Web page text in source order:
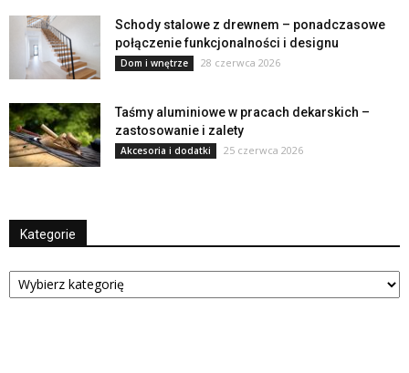
Schody stalowe z drewnem – ponadczasowe
połączenie funkcjonalności i designu
Dom i wnętrze 28 czerwca 2026
Taśmy aluminiowe w pracach dekarskich –
zastosowanie i zalety
Akcesoria i dodatki 25 czerwca 2026
Kategorie
Kategorie